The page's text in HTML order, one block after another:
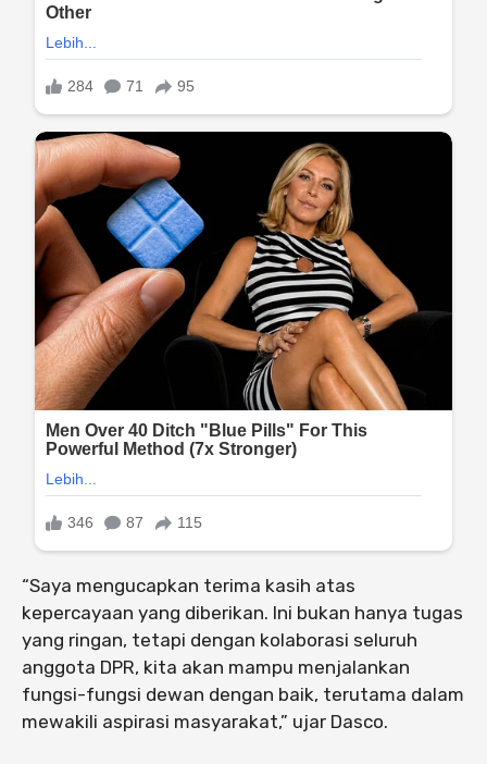
“Saya mengucapkan terima kasih atas
kepercayaan yang diberikan. Ini bukan hanya tugas
yang ringan, tetapi dengan kolaborasi seluruh
anggota DPR, kita akan mampu menjalankan
fungsi-fungsi dewan dengan baik, terutama dalam
mewakili aspirasi masyarakat,” ujar Dasco.